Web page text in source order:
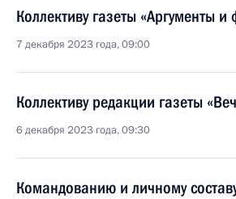
Коллективу газеты «Аргументы и
7 декабря 2023 года, 09:00
Коллективу редакции газеты
6 декабря 2023 года, 09:30
Командованию и личному